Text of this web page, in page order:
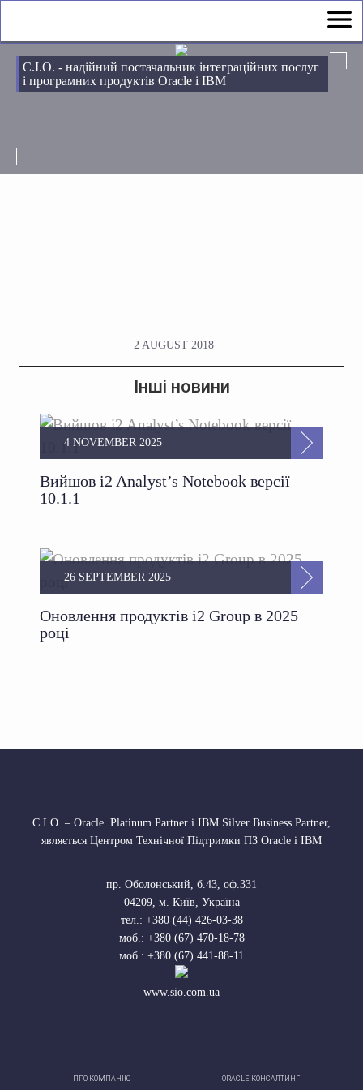
С.І.О. - надійний постачальник інтеграційних послуг
і програмних продуктів Oracle і IBM
2 AUGUST 2018
Інші новини
Вийшов i2 Analyst’s Notebook версії
10.1.1
4 NOVEMBER 2025
Оновлення продуктів i2 Group в 2025
році
26 SEPTEMBER 2025
С.І.О. – Oracle Platinum Partner і IBM Silver Business Partner,
являється Центром Технічної Підтримки ПЗ Oracle і IBM
пр. Оболонський, б.43, оф.331
04209, м. Київ, Україна
тел.: +380 (44) 426-03-38
моб.: +380 (67) 470-18-78
моб.: +380 (67) 441-88-11
www.sio.com.ua
ПРО КОМПАНІЮ ORACLE КОНСАЛТИНГ